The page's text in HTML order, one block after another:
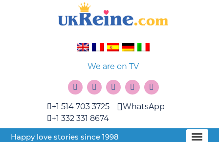
We are on TV
+1 514 703 3725
+1 332 331 8674
WhatsApp
Happy love stories since 1998